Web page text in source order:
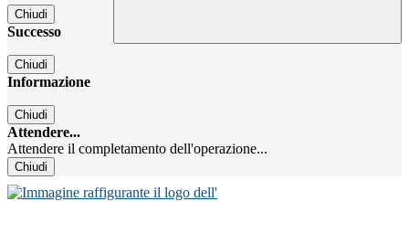
Chiudi
Successo
Chiudi
Informazione
Chiudi
Attendere...
Attendere il completamento dell'operazione...
Chiudi